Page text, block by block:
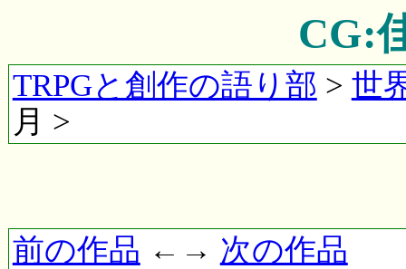
CG:
TRPGと創作の語り部 > 世
月 >
前の作品 ←→ 次の作品